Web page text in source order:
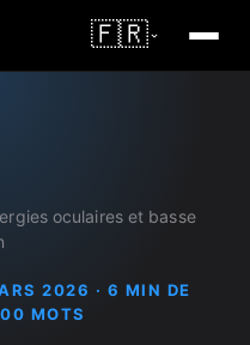
🇫🇷
oculaires et basse
2026 · 6 MIN DE
MOTS